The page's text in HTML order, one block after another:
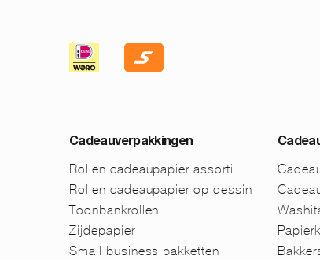
Cadeauverpakkingen
Rollen cadeaupapier assorti
Rollen cadeaupapier op dessin
Toonbankrollen
Zijdepapier
Small business pakketten